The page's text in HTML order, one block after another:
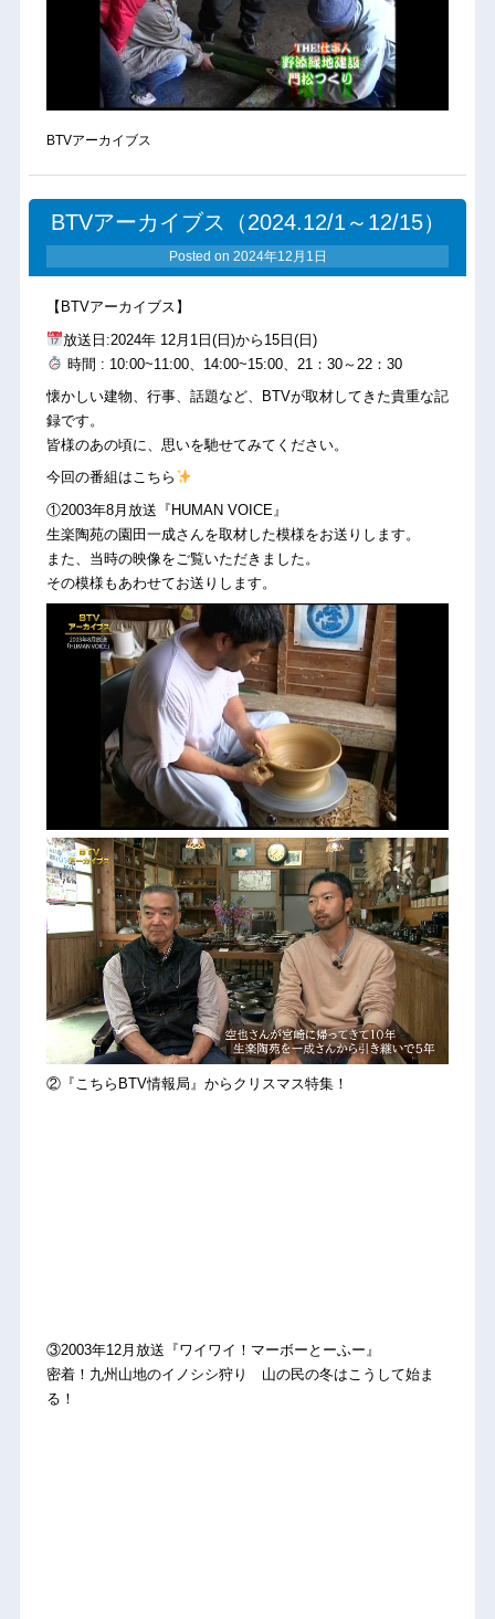
BTVアーカイブス
BTVアーカイブス（2024.12/1～12/15）
Posted on 2024年12月1日
【BTVアーカイブス】
放送日:2024年 12月1日(日)から15日(日)
時間 : 10:00~11:00、14:00~15:00、21：30～22：30
懐かしい建物、行事、話題など、BTVが取材してきた貴重な記
録です。
皆様のあの頃に、思いを馳せてみてください。
今回の番組はこちら
①2003年8月放送『HUMAN VOICE』
生楽陶苑の園田一成さんを取材した模様をお送りします。
また、当時の映像をご覧いただきました。
その模様もあわせてお送りします。
②『こちらBTV情報局』からクリスマス特集！
③2003年12月放送『ワイワイ！マーボーとーふー』
密着！九州山地のイノシシ狩り 山の民の冬はこうして始ま
る！